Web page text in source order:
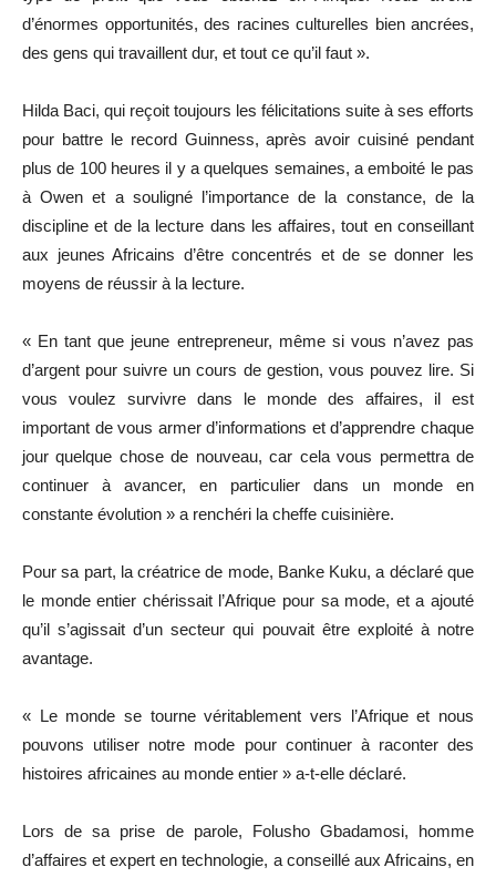
d’énormes opportunités, des racines culturelles bien ancrées,
des gens qui travaillent dur, et tout ce qu’il faut ».
Hilda Baci, qui reçoit toujours les félicitations suite à ses efforts
pour battre le record Guinness, après avoir cuisiné pendant
plus de 100 heures il y a quelques semaines, a emboité le pas
à Owen et a souligné l’importance de la constance, de la
discipline et de la lecture dans les affaires, tout en conseillant
aux jeunes Africains d’être concentrés et de se donner les
moyens de réussir à la lecture.
« En tant que jeune entrepreneur, même si vous n’avez pas
d’argent pour suivre un cours de gestion, vous pouvez lire. Si
vous voulez survivre dans le monde des affaires, il est
important de vous armer d’informations et d’apprendre chaque
jour quelque chose de nouveau, car cela vous permettra de
continuer à avancer, en particulier dans un monde en
constante évolution » a renchéri la cheffe cuisinière.
Pour sa part, la créatrice de mode, Banke Kuku, a déclaré que
le monde entier chérissait l’Afrique pour sa mode, et a ajouté
qu’il s’agissait d’un secteur qui pouvait être exploité à notre
avantage.
« Le monde se tourne véritablement vers l’Afrique et nous
pouvons utiliser notre mode pour continuer à raconter des
histoires africaines au monde entier » a-t-elle déclaré.
Lors de sa prise de parole, Folusho Gbadamosi, homme
d’affaires et expert en technologie, a conseillé aux Africains, en